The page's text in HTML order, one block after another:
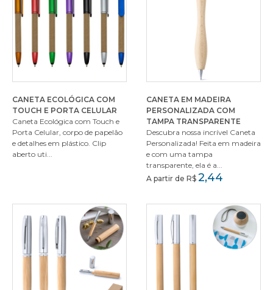
CANETA ECOLÓGICA COM
TOUCH E PORTA CELULAR
Caneta Ecológica com Touch e
Porta Celular, corpo de papelão
e detalhes em plástico. Clip
aberto uti...
CANETA EM MADEIRA
PERSONALIZADA COM
TAMPA TRANSPARENTE
Descubra nossa incrível Caneta
Personalizada! Feita em madeira
e com uma tampa
transparente, ela é a...
A partir de R$ 2,44